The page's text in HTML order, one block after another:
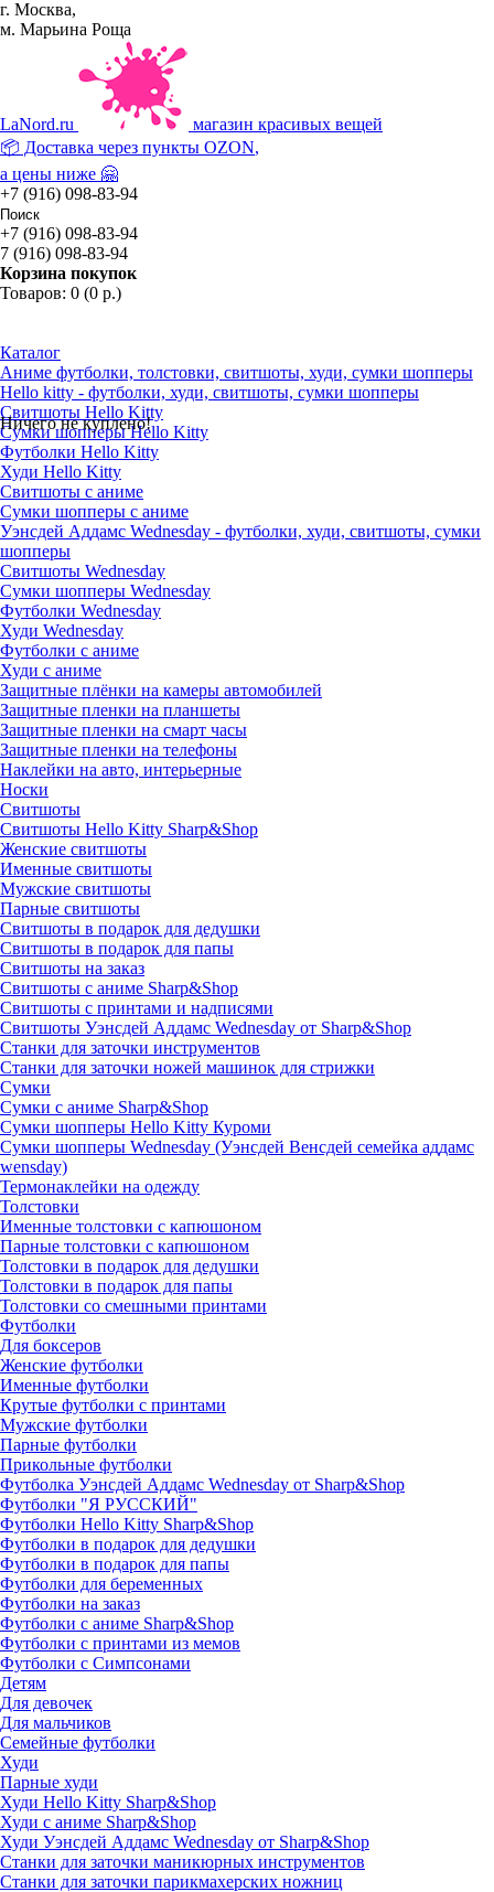
г. Москва,
м. Марьина Роща
LaNord.ru
магазин красивых вещей
📦 Доставка через пункты OZON,
а цены ниже 🤗
+7 (916) 098-83-94
+7 (916) 098-83-94
7 (916) 098-83-94
Корзина покупок
Товаров: 0 (0 р.)
Ничего не куплено!
Каталог
Аниме футболки, толстовки, свитшоты, худи, сумки шопперы
Hello kitty - футболки, худи, свитшоты, сумки шопперы
Свитшоты Hello Kitty
Сумки шопперы Hello Kitty
Футболки Hello Kitty
Худи Hello Kitty
Свитшоты с аниме
Сумки шопперы с аниме
Уэнсдей Аддамс Wednesday - футболки, худи, свитшоты, сумки
шопперы
Свитшоты Wednesday
Сумки шопперы Wednesday
Футболки Wednesday
Худи Wednesday
Футболки с аниме
Худи с аниме
Защитные плёнки на камеры автомобилей
Защитные пленки на планшеты
Защитные пленки на смарт часы
Защитные пленки на телефоны
Наклейки на авто, интерьерные
Носки
Свитшоты
Cвитшоты Hello Kitty Sharp&Shop
Женские свитшоты
Именные свитшоты
Мужские свитшоты
Парные свитшоты
Свитшоты в подарок для дедушки
Свитшоты в подарок для папы
Свитшоты на заказ
Свитшоты с аниме Sharp&Shop
Свитшоты с принтами и надписями
Свитшоты Уэнсдей Аддамс Wednesday от Sharp&Shop
Станки для заточки инструментов
Станки для заточки ножей машинок для стрижки
Сумки
Сумки с аниме Sharp&Shop
Сумки шопперы Hello Kitty Куроми
Сумки шопперы Wednesday (Уэнсдей Венсдей семейка аддамс
wensday)
Термонаклейки на одежду
Толстовки
Именные толстовки с капюшоном
Парные толстовки с капюшоном
Толстовки в подарок для дедушки
Толстовки в подарок для папы
Толстовки со смешными принтами
Футболки
Для боксеров
Женские футболки
Именные футболки
Крутые футболки с принтами
Мужские футболки
Парные футболки
Прикольные футболки
Футболка Уэнсдей Аддамс Wednesday от Sharp&Shop
Футболки "Я РУССКИЙ"
Футболки Hello Kitty Sharp&Shop
Футболки в подарок для дедушки
Футболки в подарок для папы
Футболки для беременных
Футболки на заказ
Футболки с аниме Sharp&Shop
Футболки с принтами из мемов
Футболки с Симпсонами
Детям
Для девочек
Для мальчиков
Семейные футболки
Худи
Парные худи
Худи Hello Kitty Sharp&Shop
Худи с аниме Sharp&Shop
Худи Уэнсдей Аддамс Wednesday от Sharp&Shop
Станки для заточки маникюрных инструментов
Станки для заточки парикмахерских ножниц